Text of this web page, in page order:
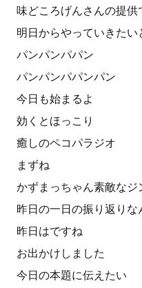
味どころげんさんの提供
明日からやっていきたい
パンパンパパン
パンパンパパンパン
今日も始まるよ
効くとほっこり
癒しのペコパラジオ
まずね
かずまっちゃん素敵な
昨日の一日の振り返りな
昨日はですね
お出かけしました
今日の本題に伝えたい